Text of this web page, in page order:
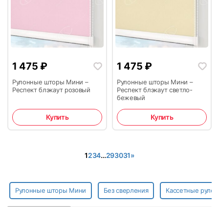
1 475 ₽
Рулонные шторы Мини –
Респект блэкаут розовый
Купить
1 475 ₽
Рулонные шторы Мини –
Респект блэкаут светло-
бежевый
Купить
1234…293031»
Рулонные шторы Мини Без сверления Кассетные